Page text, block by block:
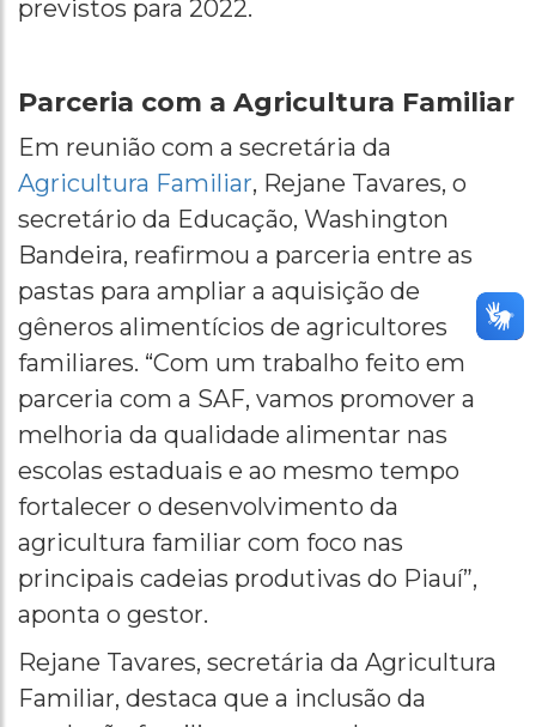
previstos para 2022.
Parceria com a Agricultura Familiar
Em reunião com a secretária da
Agricultura Familiar, Rejane Tavares, o
secretário da Educação, Washington
Bandeira, reafirmou a parceria entre as
pastas para ampliar a aquisição de
gêneros alimentícios de agricultores
familiares. “Com um trabalho feito em
parceria com a SAF, vamos promover a
melhoria da qualidade alimentar nas
escolas estaduais e ao mesmo tempo
fortalecer o desenvolvimento da
agricultura familiar com foco nas
principais cadeias produtivas do Piauí”,
aponta o gestor.
Rejane Tavares, secretária da Agricultura
Familiar, destaca que a inclusão da